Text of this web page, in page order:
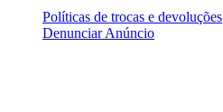
Políticas de trocas e devoluções
Denunciar Anúncio